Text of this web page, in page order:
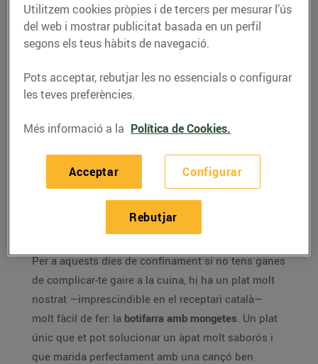
RECEPTES
Botifarra amb
mongetes
Per a aquests dies de confinament si no tens ganes
de complicar-te gaire a la cuina, hi ha un plat molt
nostrat —imprescindible en el receptari català—
molt fàcil de fer: la
botifarra amb mongetes. Un plat
únic que et pot solucionar un àpat molt saborós i
que marida perfectament amb una cançó ben
Utilitzem cookies pròpies i de tercers per mesurar l’ús
del web i mostrar publicitat basada en un perfil
segons els teus hàbits de navegació.
Pots acceptar, rebutjar les no essencials o configurar
les teves preferències.
Més informació a la Política de Cookies.
Configurar
Rebutjar
Acceptar